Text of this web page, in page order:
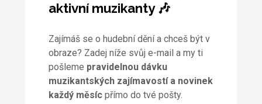
aktivní muzikanty 🎶
Zajímáš se o hudební dění a chceš být v
obraze? Zadej níže svůj e-mail a my ti
pošleme pravidelnou dávku
muzikantských zajímavostí a novinek
každý měsícpřímo do tvé pošty.